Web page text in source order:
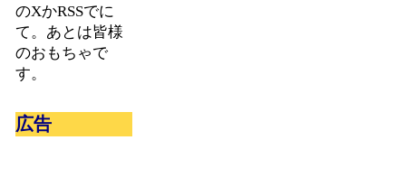
のXかRSSでに
て。あとは皆様
のおもちゃで
す。
広告